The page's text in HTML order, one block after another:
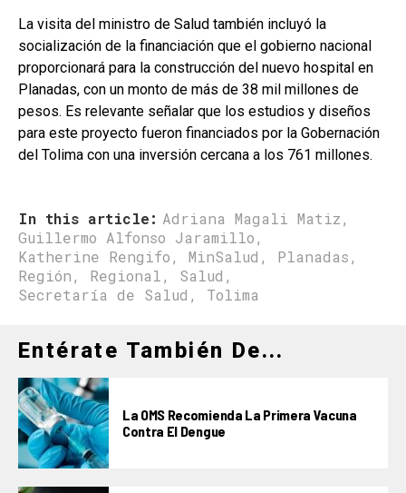
La visita del ministro de Salud también incluyó la
socialización de la financiación que el gobierno nacional
proporcionará para la construcción del nuevo hospital en
Planadas, con un monto de más de 38 mil millones de
pesos. Es relevante señalar que los estudios y diseños
para este proyecto fueron financiados por la Gobernación
del Tolima con una inversión cercana a los 761 millones.
In this article: Adriana Magali Matiz,
Guillermo Alfonso Jaramillo,
Katherine Rengifo, MinSalud , Planadas,
Región, Regional, Salud ,
Secretaría de Salud , Tolima
Entérate También De...
La OMS Recomienda La Primera Vacuna
Contra El Dengue